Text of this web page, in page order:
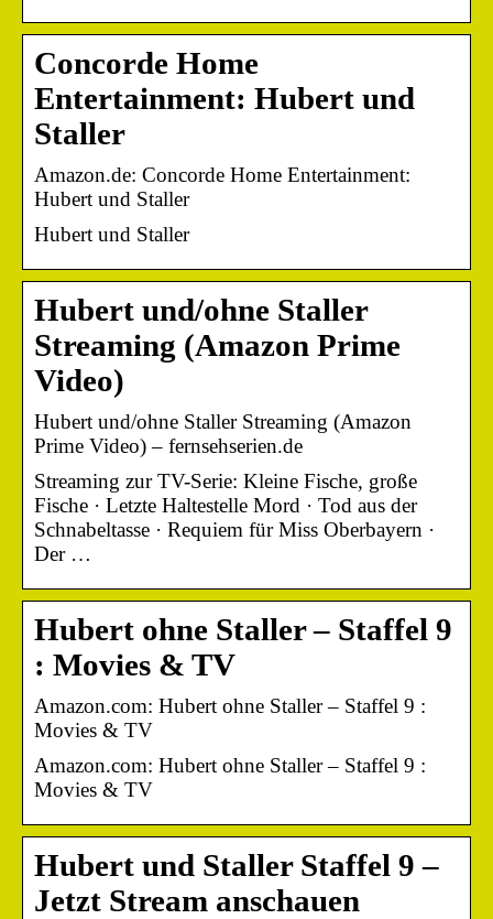
Concorde Home
Entertainment: Hubert und
Staller
Amazon.de: Concorde Home Entertainment:
Hubert und Staller
Hubert und Staller
Hubert und/​​ohne Staller
Streaming (Amazon Prime
Video)
Hubert und/​​ohne Staller Streaming (Amazon
Prime Video) – fernsehserien.de
Streaming zur TV-Serie: Kleine Fische, große
Fische · Letzte Haltestelle Mord · Tod aus der
Schnabeltasse · Requiem für Miss Oberbayern ·
Der …
Hubert ohne Staller – Staffel 9
: Movies & TV
Amazon.com: Hubert ohne Staller – Staffel 9 :
Movies & TV
Amazon.com: Hubert ohne Staller – Staffel 9 :
Movies & TV
Hubert und Staller Staffel 9 –
Jetzt Stream anschauen